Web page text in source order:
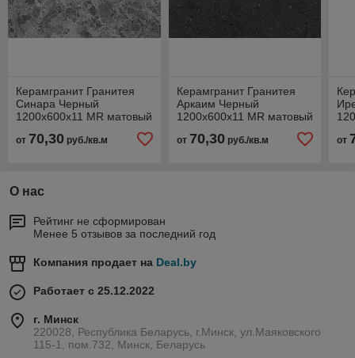
Керамгранит Гранитея
Синара Черный
1200х600х11 MR матовый
от 70,30 руб./кв.м
Керамгранит Гранитея
Аркаим Черный
1200х600х11 MR матовый
от 70,30руб./кв.м от
О нас
Рейтинг не сформирован
Менее 5 отзывов за последний год
Компания продает на Deal.by
Работает с 25.12.2022
г. Минск
220028, Республика Беларусь, г.Минск, ул.Маяковского
115-1, пом.732, Минск, Беларусь